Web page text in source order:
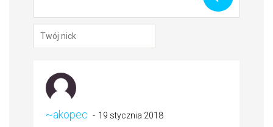
~akopec
19 stycznia 2018